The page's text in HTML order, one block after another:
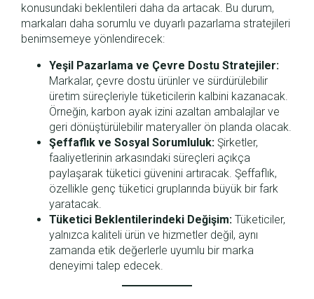
konusundaki beklentileri daha da artacak. Bu durum,
markaları daha sorumlu ve duyarlı pazarlama stratejileri
benimsemeye yönlendirecek:
Yeşil Pazarlama ve Çevre Dostu Stratejiler:
Markalar, çevre dostu ürünler ve sürdürülebilir
üretim süreçleriyle tüketicilerin kalbini kazanacak.
Örneğin, karbon ayak izini azaltan ambalajlar ve
geri dönüştürülebilir materyaller ön planda olacak.
Şeffaflık ve Sosyal Sorumluluk: Şirketler,
faaliyetlerinin arkasındaki süreçleri açıkça
paylaşarak tüketici güvenini artıracak. Şeffaflık,
özellikle genç tüketici gruplarında büyük bir fark
yaratacak.
Tüketici Beklentilerindeki Değişim: Tüketiciler,
yalnızca kaliteli ürün ve hizmetler değil, aynı
zamanda etik değerlerle uyumlu bir marka
deneyimi talep edecek.